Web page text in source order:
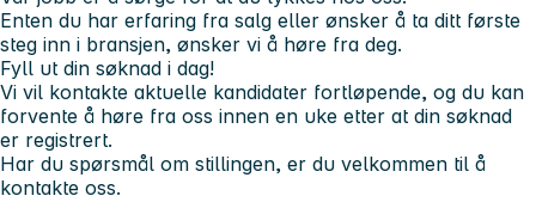
Enten du har erfaring fra salg eller ønsker å ta ditt første
steg inn i bransjen, ønsker vi å høre fra deg.
Fyll ut din søknad i dag!
Vi vil kontakte aktuelle kandidater fortløpende, og du kan
forvente å høre fra oss innen en uke etter at din søknad
er registrert.
Har du spørsmål om stillingen, er du velkommen til å
kontakte oss.